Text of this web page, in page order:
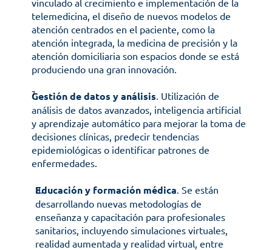
vinculado al crecimiento e implementación de la
telemedicina, el diseño de nuevos modelos de
atención centrados en el paciente, como la
atención integrada, la medicina de precisión y la
atención domiciliaria son espacios donde se está
produciendo una gran innovación.
Gestión de datos y análisis. Utilización de
análisis de datos avanzados, inteligencia artificial
y aprendizaje automático para mejorar la toma de
decisiones clínicas, predecir tendencias
epidemiológicas o identificar patrones de
enfermedades.
Educación y formación médica. Se están
desarrollando nuevas metodologías de
enseñanza y capacitación para profesionales
sanitarios, incluyendo simulaciones virtuales,
realidad aumentada y realidad virtual, entre